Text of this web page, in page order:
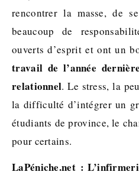
rencontrer la masse, de
beaucoup de
ouverts d’esprit et ont un
travail de l’année
relationnel. Le stress, la
la difficulté d’intégrer un
étudiants de province, le
pour certains.
LaPéniche.net :